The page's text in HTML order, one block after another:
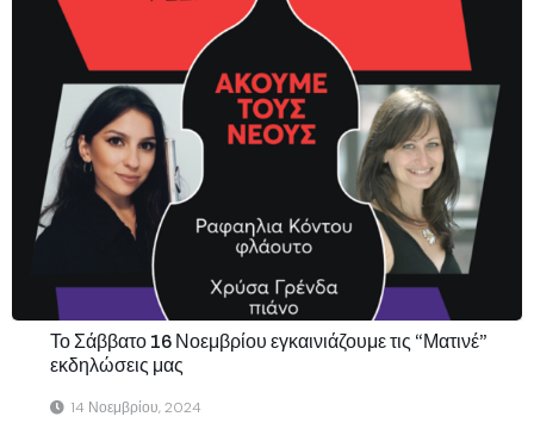
Το Σάββατο 16 Νοεμβρίου εγκαινιάζουμε τις “Ματινέ”
εκδηλώσεις μας
14 Νοεμβρίου, 2024